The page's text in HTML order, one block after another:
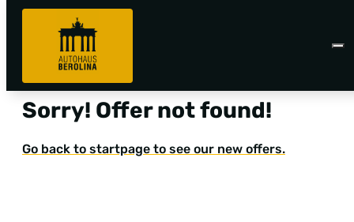
Sorry! Offer not found!
Go back to startpage to see our new offers.